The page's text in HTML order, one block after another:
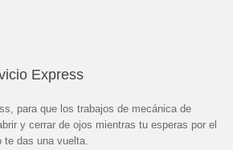
Express
para que los trabajos de mecánica de
y cerrar de ojos mientras tu esperas por el
te das una vuelta.